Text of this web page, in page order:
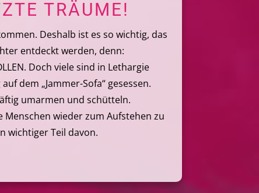
TRÄUME!
Deshalb ist es so wichtig, das
entdeckt werden, denn:
Doch viele sind in Lethargie
dem „Jammer-Sofa“ gesessen.
umarmen und schütteln.
wieder zum Aufstehen zu
wichtiger Teil davon.